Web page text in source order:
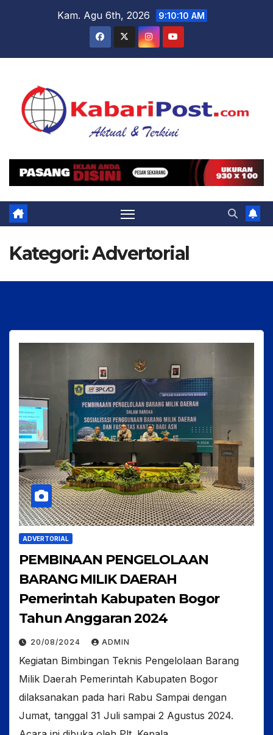
Kam. Agu 6th, 2026 9:10:12 AM
Kategori:Advertorial
ADVERTORIAL
PEMBINAAN PENGELOLAAN
BARANG MILIK DAERAH
Pemerintah Kabupaten Bogor
Tahun Anggaran 2024
20/08/2024 ADMIN
Kegiatan Bimbingan Teknis Pengelolaan Barang
Milik Daerah Pemerintah Kabupaten Bogor
dilaksanakan pada hari Rabu Sampai dengan
Jumat, tanggal 31 Juli sampai 2 Agustus 2024.